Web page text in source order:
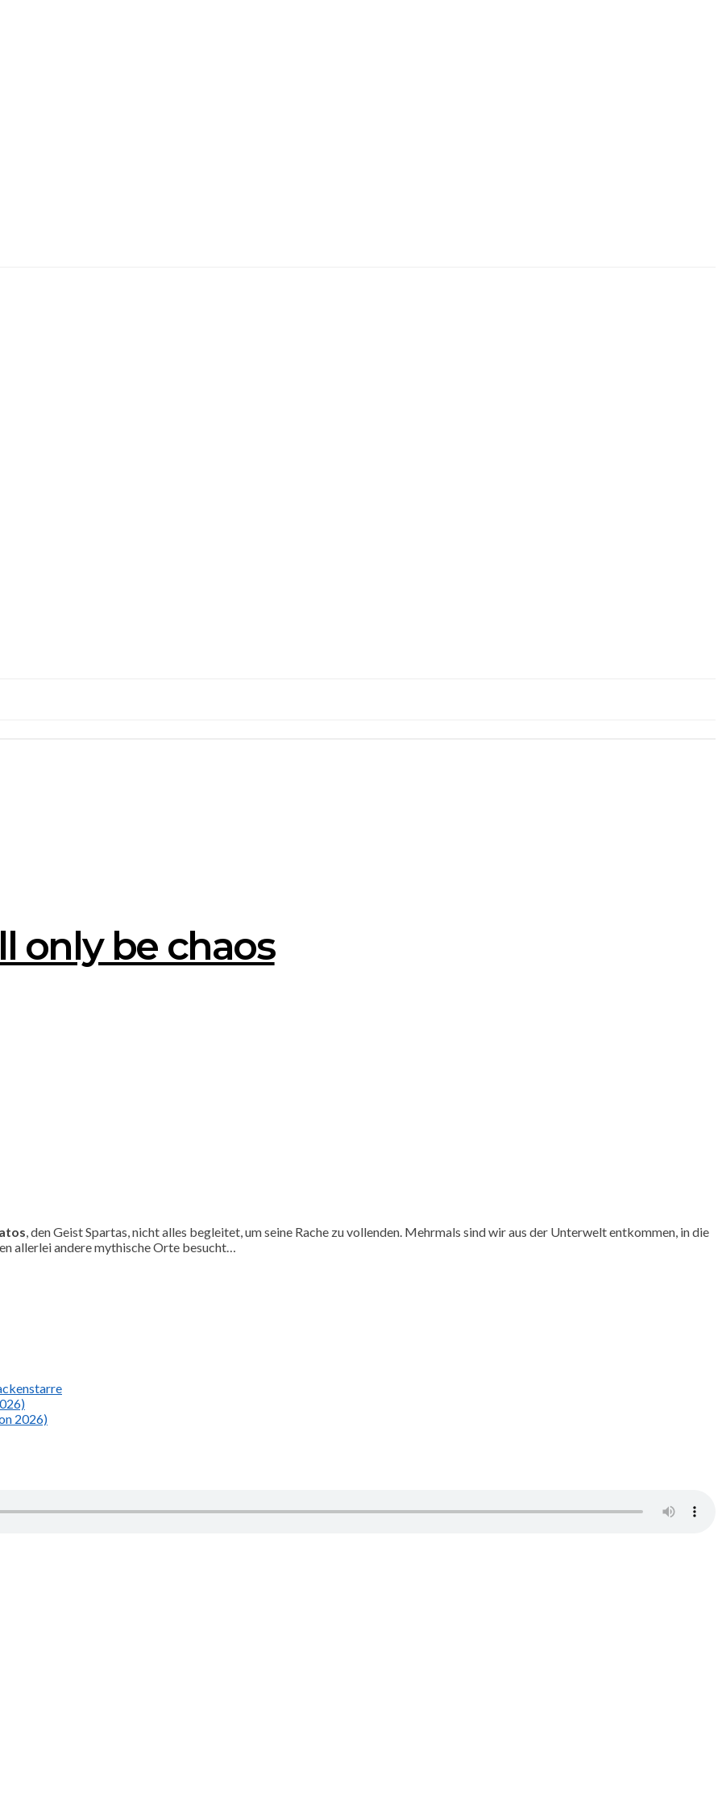
only be chaos
, den Geist Spartas, nicht alles begleitet, um seine Rache zu vollenden. Mehrmals sind wir aus der Unterwelt entkommen, in die
allerlei andere mythische Orte besucht…
2026)